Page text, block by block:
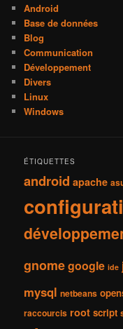
Android
Base de données
Blog
Communication
Développement
Divers
Linux
Windows
ÉTIQUETTES
android apache
gnomegoogle ide
mysql netbeans
raccourcis root script